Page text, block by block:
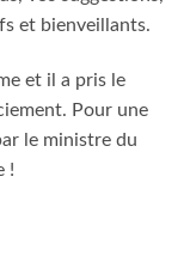
et bienveillants.
et il a pris le
Pour une
le ministre du
!